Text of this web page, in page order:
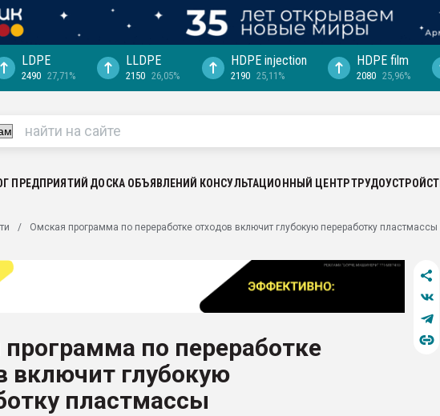
выходит на
рынке
ПЭТ
LDPE
2490 27,71%
LLDPE
2150 26,05%
HDPE injection
2190 25,11%
HDPE film
2080 25,96%
ПРЕДПРИЯТИЙ ДОСКА ОБЪЯВЛЕНИЙ КОНСУЛЬТАЦИОННЫЙ ЦЕНТР
Омская программа по переработке отходов включит глубокую переработку пластмассы
по переработке
включит глубокую
пластмассы